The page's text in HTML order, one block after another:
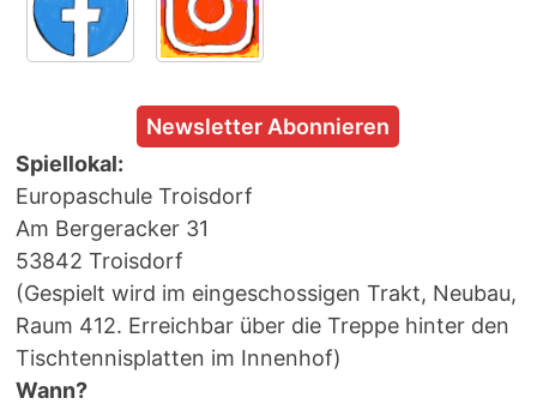
Newsletter Abonnieren
Spiellokal:
Europaschule Troisdorf
Am Bergeracker 31
53842 Troisdorf
(Gespielt wird im eingeschossigen Trakt, Neubau,
Raum 412. Erreichbar über die Treppe hinter den
Tischtennisplatten im Innenhof)
Wann?